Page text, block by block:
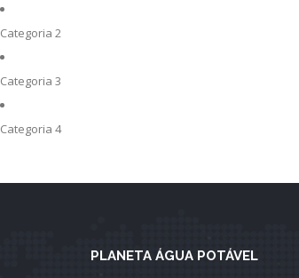
Categoria 2
Categoria 3
Categoria 4
PLANETA ÁGUA POTÁVEL